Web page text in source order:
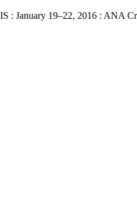
: January 19–22, 2016 : ANA